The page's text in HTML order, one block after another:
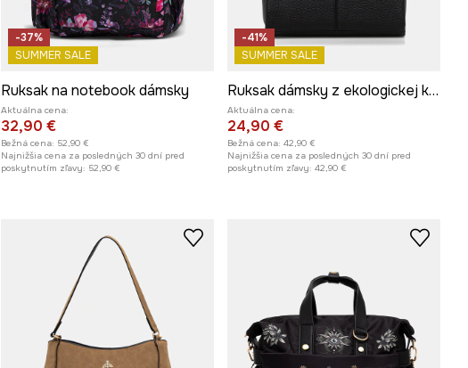
-37%
SUMMER SALE
Ruksak na notebook dámsky
Aktuálna cena:
32,90 €
Bežná cena: 52,90 €
Najnižšia cena za posledných 30 dní pred
poskytnutím zľavy: 52,90 €
-41%
SUMMER SALE
Ruksak dámsky z ekologickej kože s ozdobnou výšivkou
Aktuálna cena:
24,90 €
Bežná cena: 42,90 €
Najnižšia cena za posledných 30 dní pred
poskytnutím zľavy: 42,90 €